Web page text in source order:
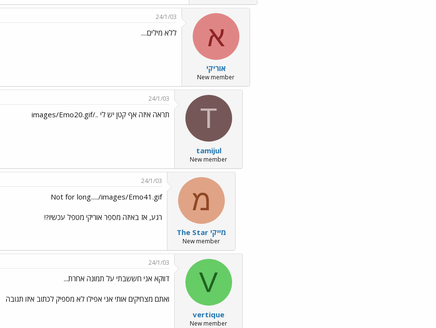
א
אוריקי
New member
24/1/03
ללא מילים....
T
tamijul
New member
24/1/03
תראה איזה אף קטן יש לי ../images/Emo20.gif
מ
מייקי The Star
New member
24/1/03
Not for long...../images/Emo41.gif
רגע, אז באיזה מספר אוריקי מטפל עכשיו?!
V
vertique
New member
24/1/03
דווקא אני חששבתי על תמונה אחרת...
ואתם מצחיקים אותי אני אפילו לא מספיק לכתוב איזו תגובה